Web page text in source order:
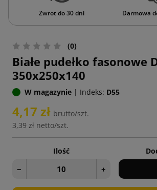
Zwrot do 30 dni Darmowa
(0)
Białe pudełko fasonowe
350x250x140
W magazynie | Indeks: D55
4,17 zł brutto/szt.
3,39 zł netto/szt.
Ilość
− +